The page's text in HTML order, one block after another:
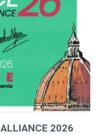
ALLIANCE 2026